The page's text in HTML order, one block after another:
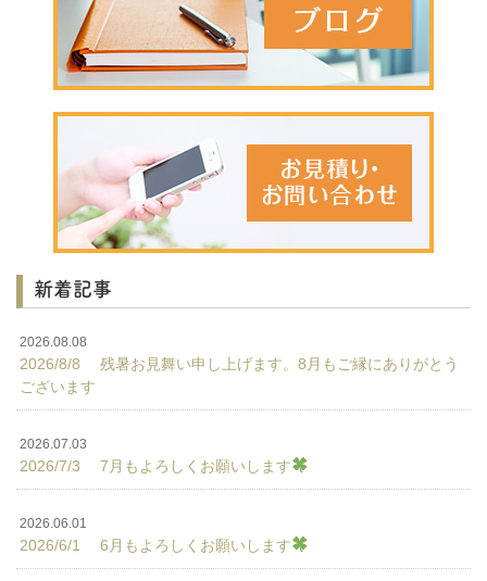
新着記事
2026.08.08
2026/8/8 残暑お見舞い申し上げます。8月もご縁にありがとう
ございます
2026.07.03
2026/7/3 7月もよろしくお願いします
2026.06.01
2026/6/1 6月もよろしくお願いします